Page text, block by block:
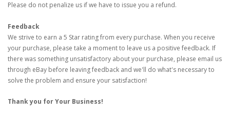
Please do not penalize us if we have to issue you a refund.
Feedback
We strive to earn a 5 Star rating from every purchase. When you receive
your purchase, please take a moment to leave us a positive feedback. If
there was something unsatisfactory about your purchase, please email us
through eBay before leaving feedback and we'll do what's necessary to
solve the problem and ensure your satisfaction!
Thank you for Your Business!